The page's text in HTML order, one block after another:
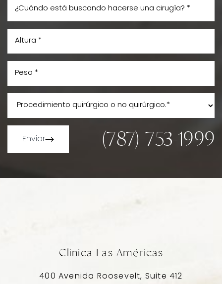
Enviar (787) 753-1999
Clinica Las Américas
400 Avenida Roosevelt, Suite 412
Text Align